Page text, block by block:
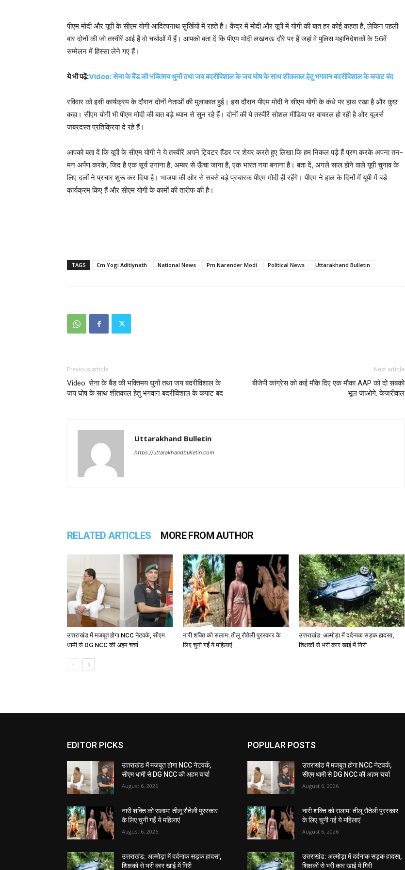
पीएम मोदी और यूपी के सीएम योगी आदित्यनाथ सुर्खियों में रहते हैं। केंद्र में मोदी और यूपी में योगी की बात हर कोई कहता है, लेकिन पहली
बार दोनों की जो तस्वीरें आई हैं वो चर्चाओं में हैं। आपको बता दें कि पीएम मोदी लखनऊ दौरे पर हैं जहां वे पुलिस महानिदेशकों के 56वें
सम्मेलन में हिस्सा लेने गए हैं।
ये भी पढ़ें:Video: सेना के बैंड की भक्तिमय धुनों तथा जय बदरीविशाल के जय घोष के साथ शीतकाल हेतु भगवान बदरीविशाल के कपाट बंद
रविवार को इसी कार्यक्रम के दौरान दोनों नेताओं की मुलाकात हुई। इस दौरान पीएम मोदी ने सीएम योगी के कंधे पर हाथ रखा है और कुछ
कहा। सीएम योगी भी पीएम मोदी की बात बड़े ध्यान से सुन रहे हैं। दोनों की ये तस्वीरें सोशल मीडिया पर वायरल हो रही है और यूजर्स
जबरदस्त प्रतिक्रिया दे रहे हैं।
आपको बता दें कि यूपी के सीएम योगी ने ये तस्वीरें अपने ट्विटर हैंडर पर शेयर करते हुए लिखा कि हम निकल पड़े हैं प्रण करके अपना तन-
मन अर्पण करके, जिद है एक सूर्य उगाना है, अम्बर से ऊँचा जाना है, एक भारत नया बनाना है। बता दें, अगले साल होने वाले यूपी चुनाव के
लिए दलों ने प्रचार शुरू कर दिया है। भाजपा की ओर से सबसे बड़े प्रचारक पीएम मोदी ही रहेंगे। पीएम ने हाल के दिनों में यूपी में बड़े
कार्यक्रम किए हैं और सीएम योगी के कामों की तारीफ की है।
TAGS Cm Yogi Aditiynath National News Pm Narender Modi Political News Uttarakhand Bulletin
Previous article
Video: सेना के बैंड की भक्तिमय धुनों तथा जय बदरीविशाल के
जय घोष के साथ शीतकाल हेतु भगवान बदरीविशाल के कपाट बंद
Next article
बीजेपी कांग्रेस को कई मौके दिए एक मौका AAP को दो सबको
भूल जाओगे: केजरीवाल
Uttarakhand Bulletin
https://uttarakhandbulletin.com
RELATED ARTICLES MORE FROM AUTHOR
उत्तराखंड में मजबूत होगा NCC नेटवर्क, सीएम
धामी से DG NCC की अहम चर्चा
नारी शक्ति को सलाम: तीलू रौतेली पुरस्कार के
लिए चुनी गईं ये महिलाएं
उत्तराखंड: अल्मोड़ा में दर्दनाक सड़क हादसा,
शिक्षकों से भरी कार खाई में गिरी
EDITOR PICKS
उत्तराखंड में मजबूत होगा NCC नेटवर्क,
सीएम धामी से DG NCC की अहम चर्चा
August 6, 2026
नारी शक्ति को सलाम: तीलू रौतेली पुरस्कार
के लिए चुनी गईं ये महिलाएं
August 6, 2026
उत्तराखंड: अल्मोड़ा में दर्दनाक सड़क हादसा,
शिक्षकों से भरी कार खाई में गिरी
POPULAR POSTS
उत्तराखंड में मजबूत होगा NCC नेटवर्क,
सीएम धामी से DG NCC की अहम चर्चा
August 6, 2026
नारी शक्ति को सलाम: तीलू रौतेली पुरस्कार
के लिए चुनी गईं ये महिलाएं
August 6, 2026
उत्तराखंड: अल्मोड़ा में दर्दनाक सड़क हादसा,
शिक्षकों से भरी कार खाई में गिरी